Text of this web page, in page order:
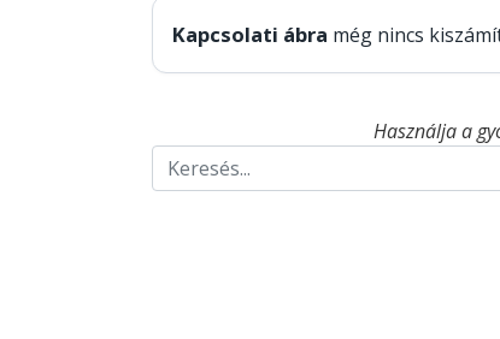
Kapcsolati ábra még nincs
Használja a